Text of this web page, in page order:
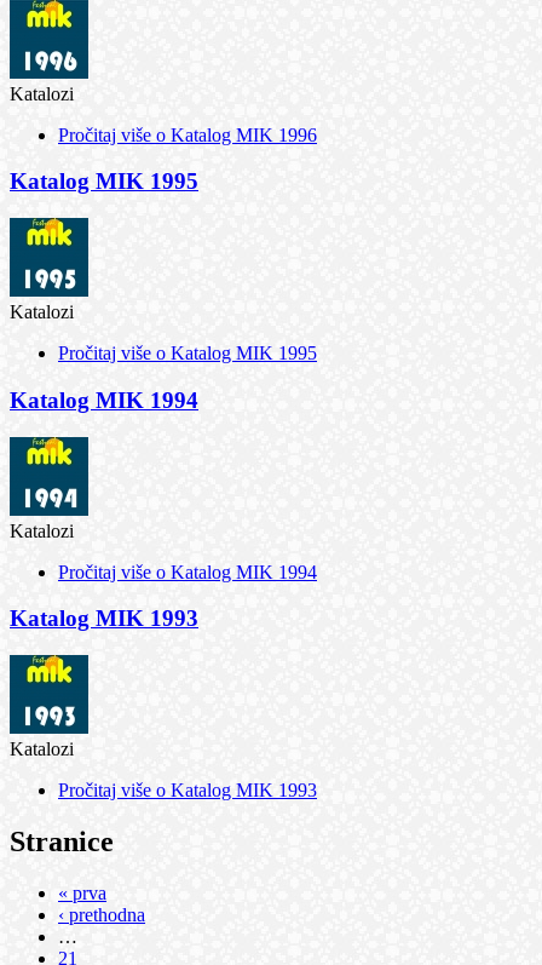
Katalozi
Pročitaj više o Katalog MIK 1996
Katalog MIK 1995
Katalozi
Pročitaj više o Katalog MIK 1995
Katalog MIK 1994
Katalozi
Pročitaj više o Katalog MIK 1994
Katalog MIK 1993
Katalozi
Pročitaj više o Katalog MIK 1993
Stranice
« prva
‹ prethodna
…
21